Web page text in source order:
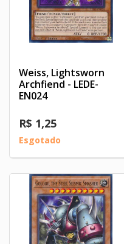
Weiss, Lightsworn
Archfiend - LEDE-
EN024
R$ 1,25
Esgotado